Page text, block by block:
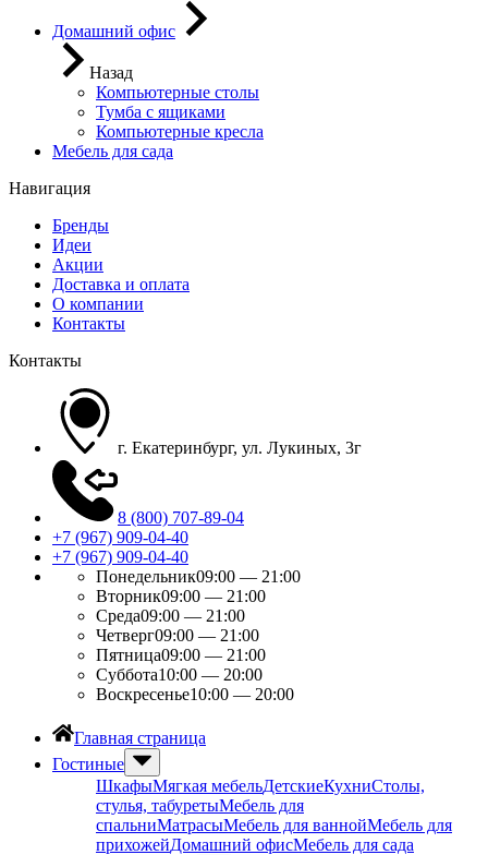
Домашний офис
Назад
Компьютерные столы
Тумба с ящиками
Компьютерные кресла
Мебель для сада
Навигация
Бренды
Идеи
Акции
Доставка и оплата
О компании
Контакты
Контакты
г. Екатеринбург, ул. Лукиных, 3г
8 (800) 707-89-04
+7 (967) 909-04-40
+7 (967) 909-04-40
Понедельник09:00 — 21:00
Вторник09:00 — 21:00
Среда09:00 — 21:00
Четверг09:00 — 21:00
Пятница09:00 — 21:00
Суббота10:00 — 20:00
Воскресенье10:00 — 20:00
Главная страница
Гостиные
ШкафыМягкая мебельДетскиеКухниСтолы,
стулья, табуретыМебель для
спальниМатрасыМебель для ваннойМебель для
прихожейДомашний офисМебель для сада